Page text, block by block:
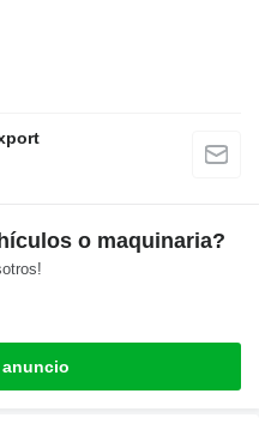
o maquinaria?